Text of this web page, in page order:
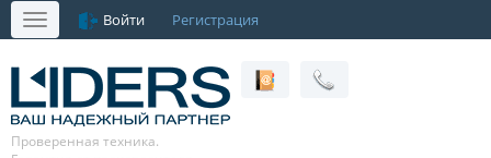
Меню Войти Регистрация
Проверенная техника.